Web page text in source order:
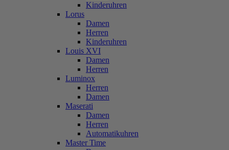
Kinderuhren
Lorus
Damen
Herren
Kinderuhren
Louis XVI
Damen
Herren
Luminox
Herren
Damen
Maserati
Damen
Herren
Automatikuhren
Master Time